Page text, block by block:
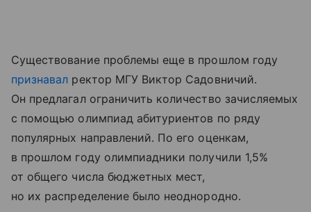
Существование проблемы еще в прошлом году
признавал ректор МГУ Виктор Садовничий.
Он предлагал ограничить количество зачисляемых
с помощью олимпиад абитуриентов по ряду
популярных направлений. По его оценкам,
в прошлом году олимпиадники получили 1,5%
от общего числа бюджетных мест,
но их распределение было неоднородно.